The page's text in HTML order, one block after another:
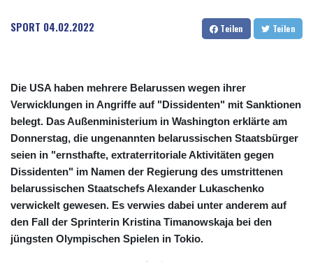
CUC 1.155534
CUP 30.621655
DKK 7.475959
DOP 67.310099
DZD 153.620497
EGP 57.544214
ERN 17.333012
ETB 184.827242
FJD 2.554311
FKP 0.85882
GBP 0.858273
GEL 3.021745
SPORT 04.02.2022 Teilen Teilen
Die USA haben mehrere Belarussen wegen ihrer
Verwicklungen in Angriffe auf "Dissidenten" mit Sanktionen
belegt. Das Außenministerium in Washington erklärte am
Donnerstag, die ungenannten belarussischen Staatsbürger
seien in "ernsthafte, extraterritoriale Aktivitäten gegen
Dissidenten" im Namen der Regierung des umstrittenen
belarussischen Staatschefs Alexander Lukaschenko
verwickelt gewesen. Es verwies dabei unter anderem auf
den Fall der Sprinterin Kristina Timanowskaja bei den
jüngsten Olympischen Spielen in Tokio.